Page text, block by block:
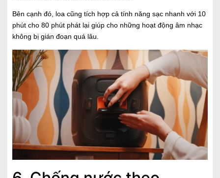
Bên cạnh đó, loa cũng tích hợp cả tính năng sạc nhanh với 10
phút cho 80 phút phát lại giúp cho những hoạt động âm nhạc
không bị gián đoạn quá lâu.